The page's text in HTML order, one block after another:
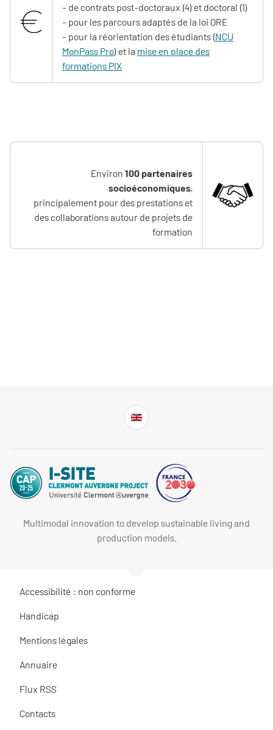
- de contrats post-doctoraux (4) et doctoral (1)
- pour les parcours adaptés de la loi ORE
- pour la réorientation des étudiants (NCU
MonPass Pro) et la mise en place des
formations PIX
Environ 100 partenaires
socioéconomiques,
principalement pour des prestations et
des collaborations autour de projets de
formation
Multimodal innovation to develop sustainable living and
production models.
Accessibilité : non conforme
Handicap
Mentions légales
Annuaire
Flux RSS
Contacts